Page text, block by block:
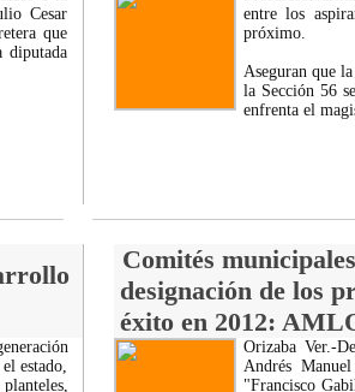
Cesar
que
diputada
entre los
próximo.
Aseguran que
la Sección 56
enfrenta el
Comités
designación de los
éxito en 2012:
estado,
Orizaba Ver.-
Andrés
"Francisco